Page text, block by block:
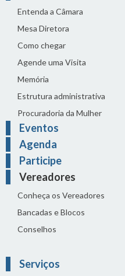
Entenda a Câmara
Mesa Diretora
Como chegar
Agende uma Visita
Memória
Estrutura administrativa
Procuradoria da Mulher
Eventos
Agenda
Participe
Vereadores
Conheça os Vereadores
Bancadas e Blocos
Conselhos
Serviços